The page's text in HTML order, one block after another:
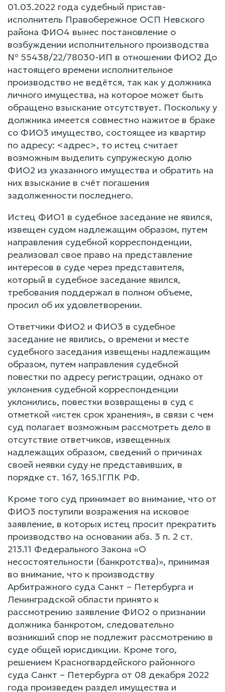
01.03.2022 года судебный пристав-
исполнитель Правобережное ОСП Невского
района ФИО4 вынес постановление о
возбуждении исполнительного производства
№ 55438/22/78030-ИП в отношении ФИО2 До
настоящего времени исполнительное
производство не ведётся, так как у должника
личного имущества, на которое может быть
обращено взыскание отсутствует. Поскольку у
должника имеется совместно нажитое в браке
со ФИО3 имущество, состоящее из квартир
по адресу: <адрес>, то истец считает
возможным выделить супружескую долю
ФИО2 из указанного имущества и обратить на
них взыскание в счёт погашения
задолженности последнего.
Истец ФИО1 в судебное заседание не явился,
извещен судом надлежащим образом, путем
направления судебной корреспонденции,
реализовал свое право на представление
интересов в суде через представителя,
который в судебное заседание явился,
требования поддержал в полном объеме,
просил об их удовлетворении.
Ответчики ФИО2 и ФИО3 в судебное
заседание не явились, о времени и месте
судебного заседания извещены надлежащим
образом, путем направления судебной
повестки по адресу регистрации, однако от
уклонения судебной корреспонденции
уклонились, повестки возвращены в суд с
отметкой «истек срок хранения», в связи с чем
суд полагает возможным рассмотреть дело в
отсутствие ответчиков, извещенных
надлежащих образом, сведений о причинах
своей неявки суду не представивших, в
порядке ст. 167, 165.1ГПК РФ.
Кроме того суд принимает во внимание, что от
ФИО3 поступили возражения на исковое
заявление, в которых истец просит прекратить
производство на основании абз. 3 п. 2 ст.
213.11 Федерального Закона «О
несостоятельности (банкротства)», принимая
во внимание, что к производству
Арбитражного суда Санкт – Петербурга и
Ленинградской области принято к
рассмотрению заявление ФИО2 о признании
должника банкротом, следовательно
возникший спор не подлежит рассмотрению в
суде общей юрисдикции. Кроме того,
решением Красногвардейского районного
суда Санкт – Петербурга от 08 декабря 2022
года произведен раздел имущества и